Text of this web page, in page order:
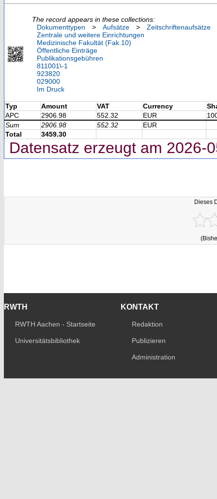
The record appears in these collections:
Dokumenttypen
> Aufsätze >
Zeitschriftenaufsätze
Zentrale und weitere Einrichtungen
Medizinische Fakultät (Fak.10)
Öffentliche Einträge
Publikationsgebühren
811001\-1
923820
029000
Im Druck
Typ Amount VAT Currency
APC
2906.98 552.32 EUR
Sum
2906.98 552.32
EUR
Total
3459.30
Datensatz erzeugt am 2026-
Dieses
RWTH
RWTH Aachen - Startseite
Universitätsbibliothek
KONTAKT
Redaktion
Publizieren
Administration